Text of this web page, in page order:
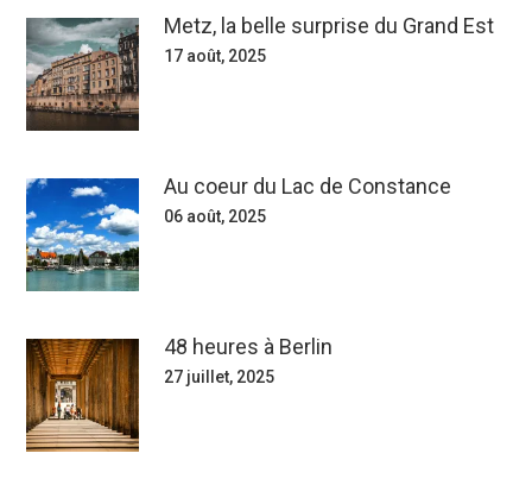
Metz, la belle surprise du Grand Est
17 août, 2025
Au coeur du Lac de Constance
06 août, 2025
48 heures à Berlin
27 juillet, 2025